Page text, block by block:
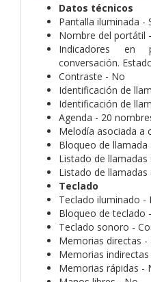
Datos técnicos
Pantalla iluminada -
Nombre del portátil
Indicadores
conversación.
Contraste - No
Identificación de
Identificación de
Agenda - 20
Melodía asociada a
Bloqueo de llamada
Listado de llamadas
Listado de llamadas
Teclado
Teclado iluminado -
Bloqueo de teclado
Teclado sonoro -
Memorias directas -
Memorias
Memorias rápidas -